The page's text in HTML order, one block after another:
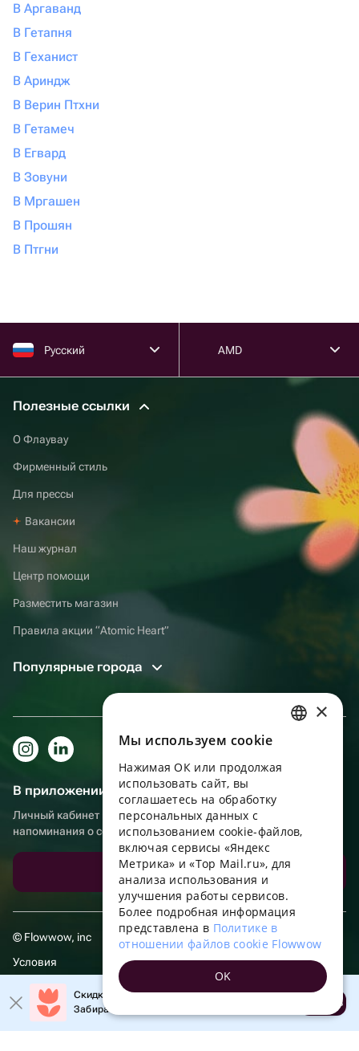
В Аргаванд
В Гетапня
В Геханист
В Ариндж
В Верин Птхни
В Гетамеч
В Егвард
В Зовуни
В Мргашен
В Прошян
В Птгни
Русский AMD
Полезные ссылки
О Флаувау
Фирменный стиль
Для прессы
Вакансии
Наш журнал
Центр помощи
Разместить магазин
Правила акции “Atomic Heart”
Популярные города
В приложении еще удобнее!
Личный кабинет получателя, больше бонусов за покупки и
напоминания о событиях
Скачать приложение
© Flowwow, inc
Условия
Обработка персональных данных
Скидка 20% на первый заказ!
Забирайте промокод в приложении!
Открыть
ENGLISH
UKRAINIAN
PORTUGUESE
FRENCH
TURKISH
POLISH
×
Мы используем сookie
Нажимая ОК или продолжая
использовать сайт, вы
соглашаетесь на обработку
персональных данных с
использованием cookie-файлов,
включая сервисы «Яндекс
Метрика» и «Top Mail.ru», для
анализа использования и
улучшения работы сервисов.
Более подробная информация
представлена в Политике в
отношении файлов cookie Flowwow
OK